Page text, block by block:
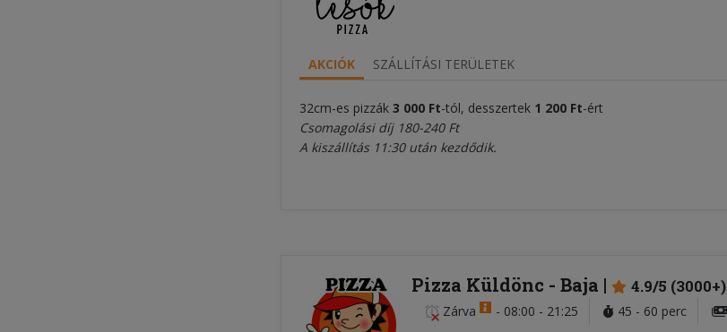
AKCIÓK SZÁLLÍTÁSI TERÜLETEK
32cm-es pizzák 3 000 Ft-tól, desszertek 1 200 Ft-ért
Csomagolási díj 180-240 Ft
A kiszállítás 11:30 után kezdődik.
Pizza Küldönc - Baja 4.9/5 (3000+)
Zárva - 08:00 - 21:25 45 - 60 perc